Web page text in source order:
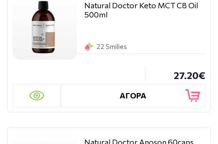
Natural Doctor Keto MCT C8 Oil
500ml
22 Smilies
27.20€
ΑΓΟΡΑ
Natural Doctor Anoson 60caps